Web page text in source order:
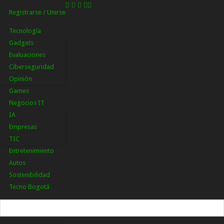
Registrarse / Unirse
Tecnología
Gadgets
Evaluaciones
Ciberseguridad
Opinión
Games
Negocios IT
IA
Empresas
TIC
Entretenimiento
Autos
Sostenibilidad
Tecno Bogotá